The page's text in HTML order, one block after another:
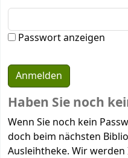
Passwort anzeigen
Haben Sie noch
Wenn Sie noch kein
doch beim nächsten
Ausleihtheke. Wir